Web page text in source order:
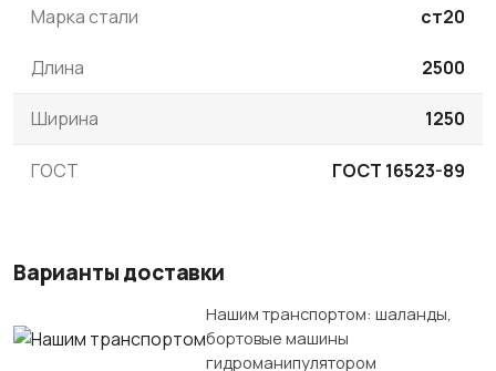
Марка стали ст20
Длина 2500
Ширина 1250
ГОСТ ГОСТ 16523-89
Варианты доставки
Нашим транспортом: шаланды,
бортовые машины
гидроманипулятором